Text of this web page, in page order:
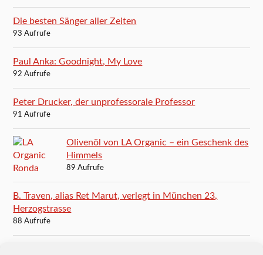
Die besten Sänger aller Zeiten
93 Aufrufe
Paul Anka: Goodnight, My Love
92 Aufrufe
Peter Drucker, der unprofessorale Professor
91 Aufrufe
Olivenöl von LA Organic – ein Geschenk des
Himmels
89 Aufrufe
B. Traven, alias Ret Marut, verlegt in München 23,
Herzogstrasse
88 Aufrufe